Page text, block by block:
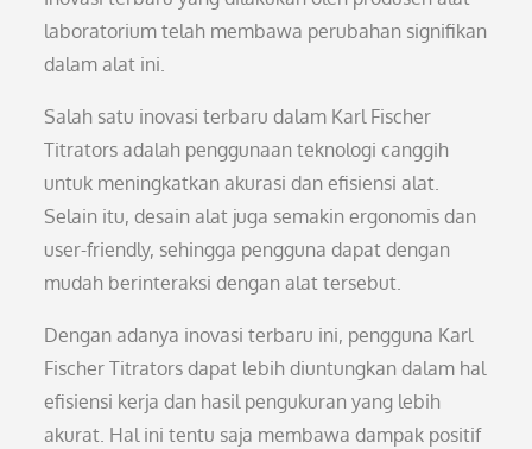
laboratorium telah membawa perubahan signifikan
dalam alat ini.
Salah satu inovasi terbaru dalam Karl Fischer
Titrators adalah penggunaan teknologi canggih
untuk meningkatkan akurasi dan efisiensi alat.
Selain itu, desain alat juga semakin ergonomis dan
user-friendly, sehingga pengguna dapat dengan
mudah berinteraksi dengan alat tersebut.
Dengan adanya inovasi terbaru ini, pengguna Karl
Fischer Titrators dapat lebih diuntungkan dalam hal
efisiensi kerja dan hasil pengukuran yang lebih
akurat. Hal ini tentu saja membawa dampak positif